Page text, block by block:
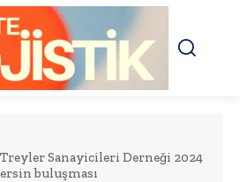
Treyler Sanayicileri Derneği 2024
buluşması